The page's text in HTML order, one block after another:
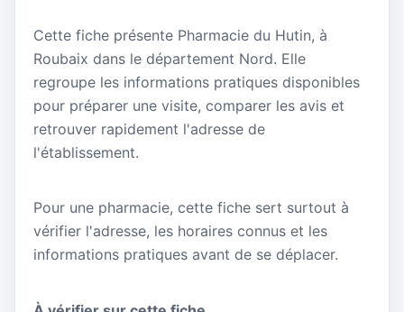
Cette fiche présente Pharmacie du Hutin, à
Roubaix dans le département Nord. Elle
regroupe les informations pratiques disponibles
pour préparer une visite, comparer les avis et
retrouver rapidement l'adresse de
l'établissement.
Pour une pharmacie, cette fiche sert surtout à
vérifier l'adresse, les horaires connus et les
informations pratiques avant de se déplacer.